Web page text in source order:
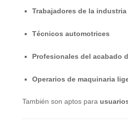
Trabajadores de la
Técnicos automotrices
Profesionales del acabado
Operarios de maquinaria
También son aptos para